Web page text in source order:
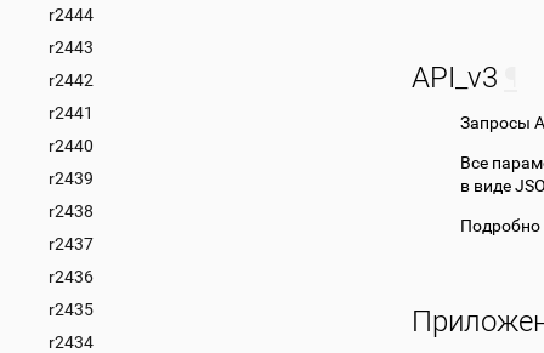
r2444
r2443
r2442
r2441
r2440
r2439
r2438
r2437
r2436
r2435
r2434
API_v3
Запросы
Все
в виде
Подробно